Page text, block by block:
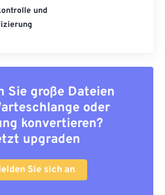
und
Sie große Dateien
oder
konvertieren?
upgraden
Sie sich an